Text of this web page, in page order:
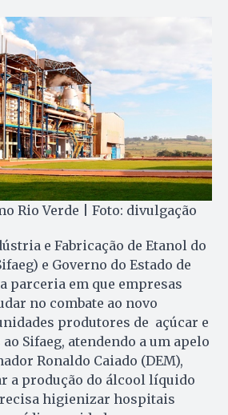
Rio Verde | Foto: divulgação
e Fabricação de Etanol do
e Governo do Estado de
parceria em que empresas
no combate ao novo
produtores de açúcar e
Sifaeg, atendendo a um apelo
Ronaldo Caiado (DEM),
a produção do álcool líquido
higienizar hospitais